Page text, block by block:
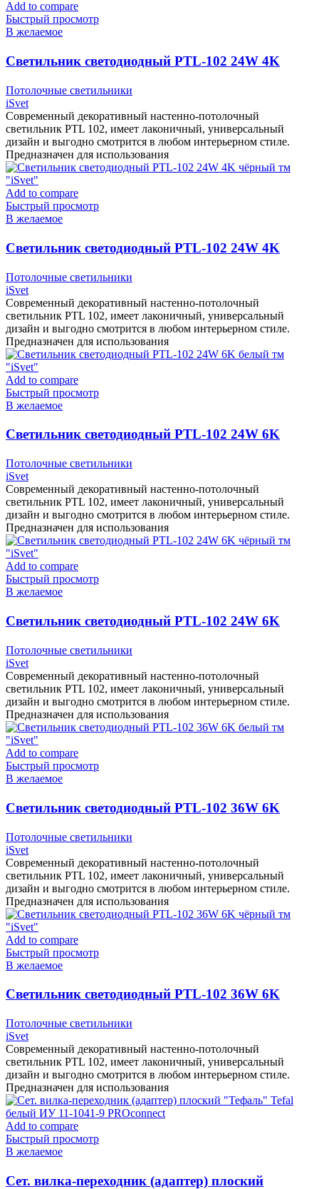
Add to compare
Быстрый просмотр
В желаемое
Cветильник светодиодный PTL-102 24W 4K
Потолочные светильники
iSvet
Современный декоративный настенно-потолочный
светильник PTL 102, имеет лаконичный, универсальный
дизайн и выгодно смотрится в любом интерьерном стиле.
Предназначен для использования
Add to compare
Быстрый просмотр
В желаемое
Cветильник светодиодный PTL-102 24W 4K
Потолочные светильники
iSvet
Современный декоративный настенно-потолочный
светильник PTL 102, имеет лаконичный, универсальный
дизайн и выгодно смотрится в любом интерьерном стиле.
Предназначен для использования
Add to compare
Быстрый просмотр
В желаемое
Cветильник светодиодный PTL-102 24W 6K
Потолочные светильники
iSvet
Современный декоративный настенно-потолочный
светильник PTL 102, имеет лаконичный, универсальный
дизайн и выгодно смотрится в любом интерьерном стиле.
Предназначен для использования
Add to compare
Быстрый просмотр
В желаемое
Cветильник светодиодный PTL-102 24W 6K
Потолочные светильники
iSvet
Современный декоративный настенно-потолочный
светильник PTL 102, имеет лаконичный, универсальный
дизайн и выгодно смотрится в любом интерьерном стиле.
Предназначен для использования
Add to compare
Быстрый просмотр
В желаемое
Cветильник светодиодный PTL-102 36W 6K
Потолочные светильники
iSvet
Современный декоративный настенно-потолочный
светильник PTL 102, имеет лаконичный, универсальный
дизайн и выгодно смотрится в любом интерьерном стиле.
Предназначен для использования
Add to compare
Быстрый просмотр
В желаемое
Cветильник светодиодный PTL-102 36W 6K
Потолочные светильники
iSvet
Современный декоративный настенно-потолочный
светильник PTL 102, имеет лаконичный, универсальный
дизайн и выгодно смотрится в любом интерьерном стиле.
Предназначен для использования
Add to compare
Быстрый просмотр
В желаемое
Cет. вилка-переходник (адаптер) плоский